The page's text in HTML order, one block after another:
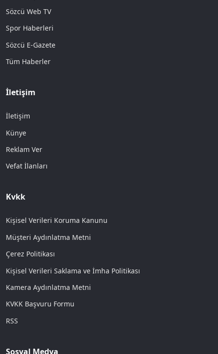
Sözcü Web TV
Spor Haberleri
Sözcü E-Gazete
Tüm Haberler
İletişim
İletişim
Künye
Reklam Ver
Vefat İlanları
Kvkk
Kişisel Verileri Koruma Kanunu
Müşteri Aydınlatma Metni
Çerez Politikası
Kişisel Verileri Saklama ve İmha Politikası
Kamera Aydınlatma Metni
KVKK Başvuru Formu
RSS
Sosyal Medya